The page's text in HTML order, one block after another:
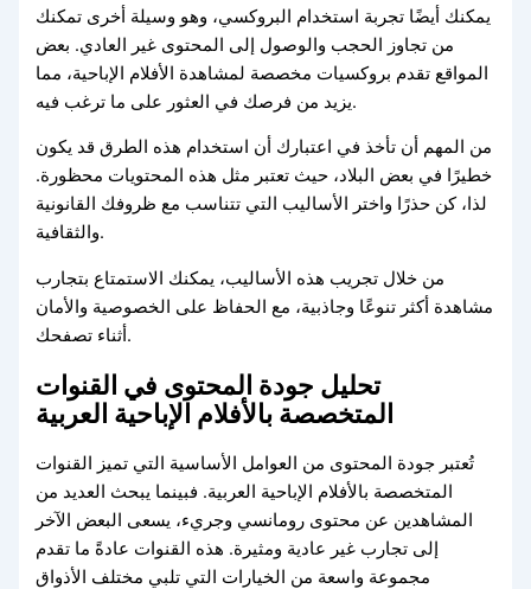
يمكنك أيضًا تجربة استخدام البروكسي، وهو وسيلة أخرى تمكنك
من تجاوز الحجب والوصول إلى المحتوى غير العادي. بعض
المواقع تقدم بروكسيات مخصصة لمشاهدة الأفلام الإباحية، مما
يزيد من فرصك في العثور على ما ترغب فيه.
من المهم أن تأخذ في اعتبارك أن استخدام هذه الطرق قد يكون
خطيرًا في بعض البلاد، حيث تعتبر مثل هذه المحتويات محظورة.
لذا، كن حذرًا واختر الأساليب التي تتناسب مع ظروفك القانونية
والثقافية.
من خلال تجريب هذه الأساليب، يمكنك الاستمتاع بتجارب
مشاهدة أكثر تنوعًا وجاذبية، مع الحفاظ على الخصوصية والأمان
أثناء تصفحك.
تحليل جودة المحتوى في القنوات
المتخصصة بالأفلام الإباحية العربية
تُعتبر جودة المحتوى من العوامل الأساسية التي تميز القنوات
المتخصصة بالأفلام الإباحية العربية. فبينما يبحث العديد من
المشاهدين عن محتوى رومانسي وجريء، يسعى البعض الآخر
إلى تجارب غير عادية ومثيرة. هذه القنوات عادةً ما تقدم
مجموعة واسعة من الخيارات التي تلبي مختلف الأذواق